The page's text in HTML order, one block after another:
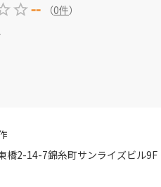
-- （0件）
橋2-14-7錦糸町サンライズビル9F